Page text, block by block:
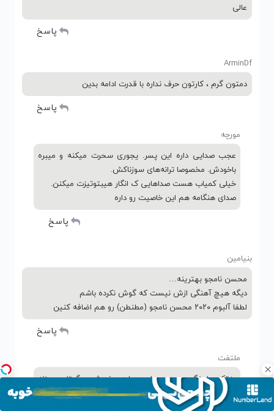
عالی
پاسخ
ArminDf
دمتون گرم ، کارتون حرف نداره با قدرت ادامه بدین
پاسخ
مورچه
عجب صدایی داره این پسر. یجوری سحرت میکنه و میبره
باخودش. مخصوصا ترانه‌های سوزناکش.
خیلی کمیاب هست صداهایی ک انگار هیبتوتیزت میکنن.
صدای هنگامه هم این خاصیت رو داره
پاسخ
بنیامین
محسن نامجو بهترینه…
دیگه هیچ آهنگی ازش نیست که گوش نکرده باشم
لطفا آلبوم ۲۰۲۰ محسن نامجو (مطنطن) رو هم اضافه کنین
پاسخ
ملتفت
یه‌تک اهنگ جدید پاپ داره خودشم گیتار میزنه
اسمشم‌نمیدونم ندارید برام‌لف کنید به ۰۹۳۵۳۸۴۰۱۳۷
واتساپ کنید ممنون میشم